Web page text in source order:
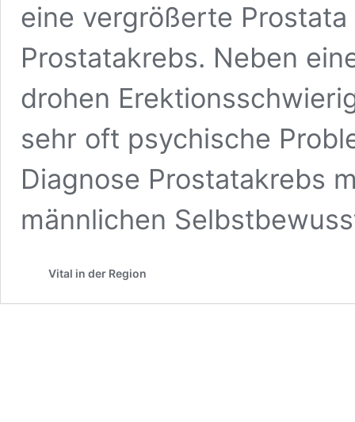
eine vergrößerte
Prostatakrebs. Neben
drohen
sehr oft psychische
Diagnose Prostatakrebs
männlichen
Vital in der Region